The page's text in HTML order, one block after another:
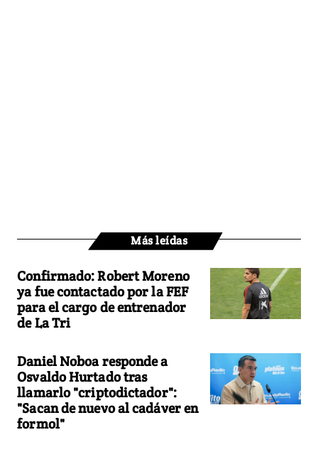
Más leídas
Confirmado: Robert Moreno
ya fue contactado por la FEF
para el cargo de entrenador
de La Tri
Daniel Noboa responde a
Osvaldo Hurtado tras
llamarlo "criptodictador":
"Sacan de nuevo al cadáver en
formol"